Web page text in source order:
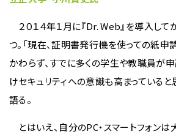
２０１４年１月に『Dr. Web』を導入し
つ。「現在、証明書発行機を使っての紙申
かわらず、すでに多くの学生や教職員が
けセキュリティへの意識も高まっている
語る。
とはいえ、自分のPC・スマートフォンは